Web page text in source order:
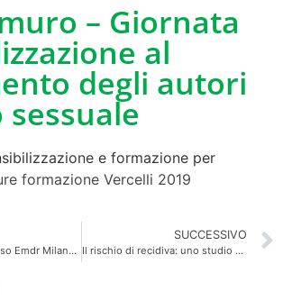
– Giornata
al
degli autori
e formazione per
formazione Vercelli 2019
Abstract Congresso Emdr Milano 2019
SUCCESSIVO
Il rischio di recidiva: uno studio di follow-up per valutare l’attendibilità del Risk Matrix 2000 su un campione di ex-detenuti